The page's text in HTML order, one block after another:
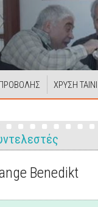
ΧΡΥΣΗ
Benedikt